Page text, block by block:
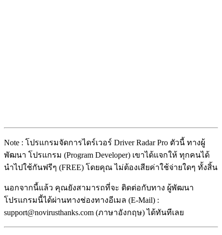
Note : โปรแกรมจัดการไดร์เวอร์ Driver Radar Pro ตัวนี้ ทางผู้
พัฒนา โปรแกรม (Program Developer) เขาได้แจกให้ ทุกคนได้
นำไปใช้กันฟรีๆ (FREE) โดยคุณ ไม่ต้องเสียค่าใช้จ่ายใดๆ ทั้งสิ้น
นอกจากนี้แล้ว คุณยังสามารถที่จะ ติดต่อกับทาง ผู้พัฒนา
โปรแกรมนี้ได้ผ่านทางช่องทางอีเมล (E-Mail) :
support@novirusthanks.com (ภาษาอังกฤษ) ได้ทันทีเลย